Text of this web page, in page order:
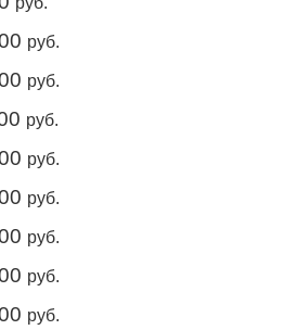
руб.
руб.
руб.
руб.
руб.
руб.
руб.
руб.